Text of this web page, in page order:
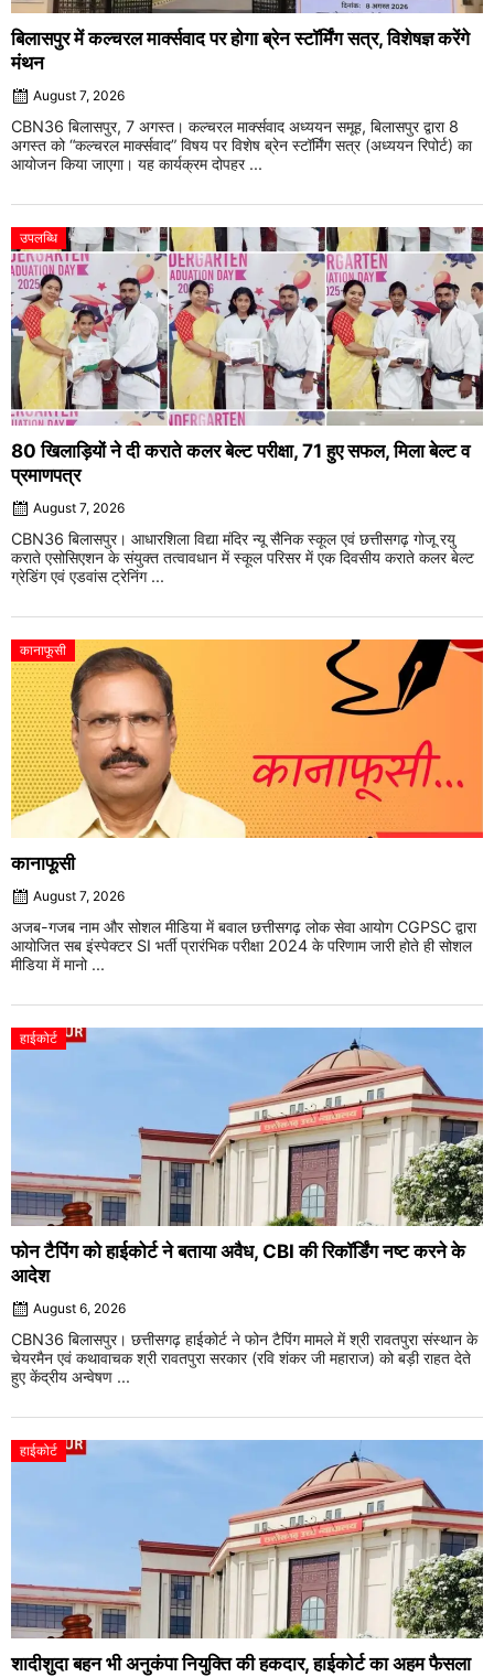
बिलासपुर में कल्चरल मार्क्सवाद पर होगा ब्रेन स्टॉर्मिंग सत्र, विशेषज्ञ करेंगे
मंथन
August 7, 2026
CBN36 बिलासपुर, 7 अगस्त। कल्चरल मार्क्सवाद अध्ययन समूह, बिलासपुर द्वारा 8
अगस्त को “कल्चरल मार्क्सवाद” विषय पर विशेष ब्रेन स्टॉर्मिंग सत्र (अध्ययन रिपोर्ट) का
आयोजन किया जाएगा। यह कार्यक्रम दोपहर ...
उपलब्धि
80 खिलाड़ियों ने दी कराते कलर बेल्ट परीक्षा, 71 हुए सफल, मिला बेल्ट व
प्रमाणपत्र
August 7, 2026
CBN36 बिलासपुर। आधारशिला विद्या मंदिर न्यू सैनिक स्कूल एवं छत्तीसगढ़ गोजू रयु
कराते एसोसिएशन के संयुक्त तत्वावधान में स्कूल परिसर में एक दिवसीय कराते कलर बेल्ट
ग्रेडिंग एवं एडवांस ट्रेनिंग ...
कानाफूसी
कानाफूसी
August 7, 2026
अजब-गजब नाम और सोशल मीडिया में बवाल छत्तीसगढ़ लोक सेवा आयोग CGPSC द्वारा
आयोजित सब इंस्पेक्टर SI भर्ती प्रारंभिक परीक्षा 2024 के परिणाम जारी होते ही सोशल
मीडिया में मानो ...
हाईकोर्ट
फोन टैपिंग को हाईकोर्ट ने बताया अवैध, CBI की रिकॉर्डिंग नष्ट करने के
आदेश
August 6, 2026
CBN36 बिलासपुर। छत्तीसगढ़ हाईकोर्ट ने फोन टैपिंग मामले में श्री रावतपुरा संस्थान के
चेयरमैन एवं कथावाचक श्री रावतपुरा सरकार (रवि शंकर जी महाराज) को बड़ी राहत देते
हुए केंद्रीय अन्वेषण ...
हाईकोर्ट
शादीशुदा बहन भी अनुकंपा नियुक्ति की हकदार, हाईकोर्ट का अहम फैसला